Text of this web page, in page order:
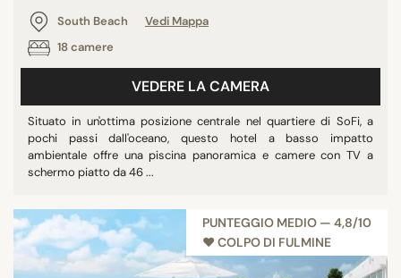
South Beach
Vedi Mappa
18 camere
VEDERE LA CAMERA
Situato in un'ottima posizione centrale nel quartiere di SoFi, a
pochi passi dall'oceano, questo hotel a basso impatto
ambientale offre una piscina panoramica e camere con TV a
schermo piatto da 46 ...
PUNTEGGIO MEDIO — 4,8/10
♥︎ COLPO DI FULMINE